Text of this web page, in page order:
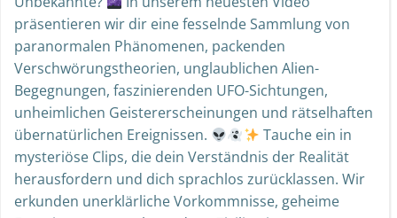
präsentieren wir dir eine fesselnde Sammlung von
paranormalen Phänomenen, packenden
Verschwörungstheorien, unglaublichen Alien-
Begegnungen, faszinierenden UFO-Sichtungen,
unheimlichen Geistererscheinungen und rätselhaften
übernatürlichen Ereignissen.
Tauche ein in
mysteriöse Clips, die dein Verständnis der Realität
herausfordern und dich sprachlos zurücklassen. Wir
erkunden unerklärliche Vorkommnisse, geheime